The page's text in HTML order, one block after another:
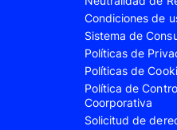
Samsung Galaxy A23
Samsung Galaxy A35
Samsung Galaxy A55
Samsung Galaxy S22 Ultra
Samsung Galaxy S24
Condiciones de
Sistema de
Políticas de
Políticas de
Política de
Coorporativa
Solicitud de